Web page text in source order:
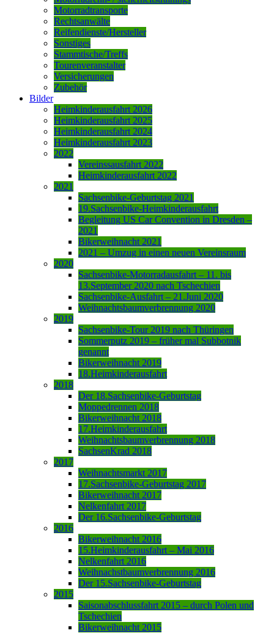
Motorradtransporte
Rechtsanwälte
Reifendienste/Hersteller
Sonstiges
Stammtische/Treffs
Tourenveranstalter
Versicherungen
Zubehör
Bilder
Heimkinderausfahrt 2026
Heimkinderausfahrt 2025
Heimkinderausfahrt 2024
Heimkinderausfahrt 2023
2022
Vereinssausfahrt 2022
Heimkinderausfahrt 2022
2021
Sachsenbike-Geburtstag 2021
19.Sachsenbike-Heimkinderausfahrt
Begleitung US Car Convention in Dresden –
2021
Bikerweihnacht 2021
2021 – Umzug in einen neuen Vereinsraum
2020
Sachsenbike-Motorradausfahrt – 11. bis
13.September 2020 nach Tschechien
Sachsenbike-Ausfahrt – 21.Juni 2020
Weihnachtsbaumverbrennung 2020
2019
Sachsenbike-Tour 2019 nach Thüringen
Sommerputz 2019 – früher mal Subbotnik
genannt
Bikerweihnacht 2019
18.Heimkinderausfahrt
2018
Der 18.Sachsenbike-Geburtstag
Moppedrennen 2018
Bikerweihnacht 2018
17.Heimkinderausfahrt
Weihnachtsbaumverbrennung 2018
SachsenKrad 2018
2017
Weihnachtsmarkt 2017
17.Sachsenbike-Geburtstag 2017
Bikerweihnacht 2017
Nelkenfahrt 2017
Der 16.Sachsenbike-Geburtstag
2016
Bikerweihnacht 2016
15.Heimkinderausfahrt – Mai 2016
Nelkenfahrt 2016
Weihnachstbaumverbrennung 2016
Der 15.Sachsenbike-Geburtstag
2015
Saisonabschlussfahrt 2015 – durch Polen und
Tschechien
Bikerweihnacht 2015